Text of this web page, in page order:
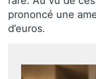
prononcé une
d’euros.